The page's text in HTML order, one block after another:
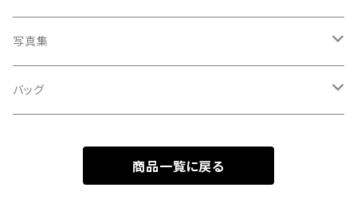
白露
秋分
with the suganuma's
写真集
５歳刻み写真集
バッグ
マルシェバッグ
商品一覧に戻る